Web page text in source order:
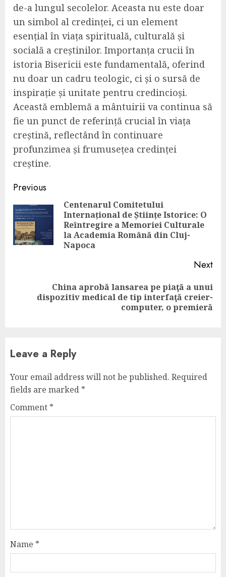
de-a lungul secolelor. Aceasta nu este doar
un simbol al credinței, ci un element
esențial în viața spirituală, culturală și
socială a creștinilor. Importanța crucii în
istoria Bisericii este fundamentală, oferind
nu doar un cadru teologic, ci și o sursă de
inspirație și unitate pentru credincioși.
Această emblemă a mântuirii va continua să
fie un punct de referință crucial în viața
creștină, reflectând în continuare
profunzimea și frumusețea credinței
creștine.
Continue
Reading
Previous
Centenarul Comitetului
Internațional de Științe Istorice: O
Reîntregire a Memoriei Culturale
la Academia Română din Cluj-
Napoca
Next
China aprobă lansarea pe piaţă a unui
dispozitiv medical de tip interfaţă creier-
computer, o premieră
Leave a Reply
Your email address will not be published. Required
fields are marked *
Comment *
Name *